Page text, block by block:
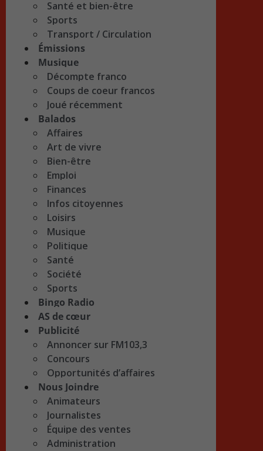
Santé et bien-être
Sports
Transport / Circulation
Émissions
Musique
Décompte franco
Coups de coeur francos
Joué récemment
Balados
Affaires
Art de vivre
Bien-être
Emploi
Finances
Infos citoyennes
Loisirs
Musique
Politique
Santé
Société
Sports
Bingo Radio
AS de cœur
Publicité
Annoncer sur FM103,3
Concours
Opportunités d’affaires
Nous Joindre
Animateurs
Journalistes
Équipe des ventes
Administration